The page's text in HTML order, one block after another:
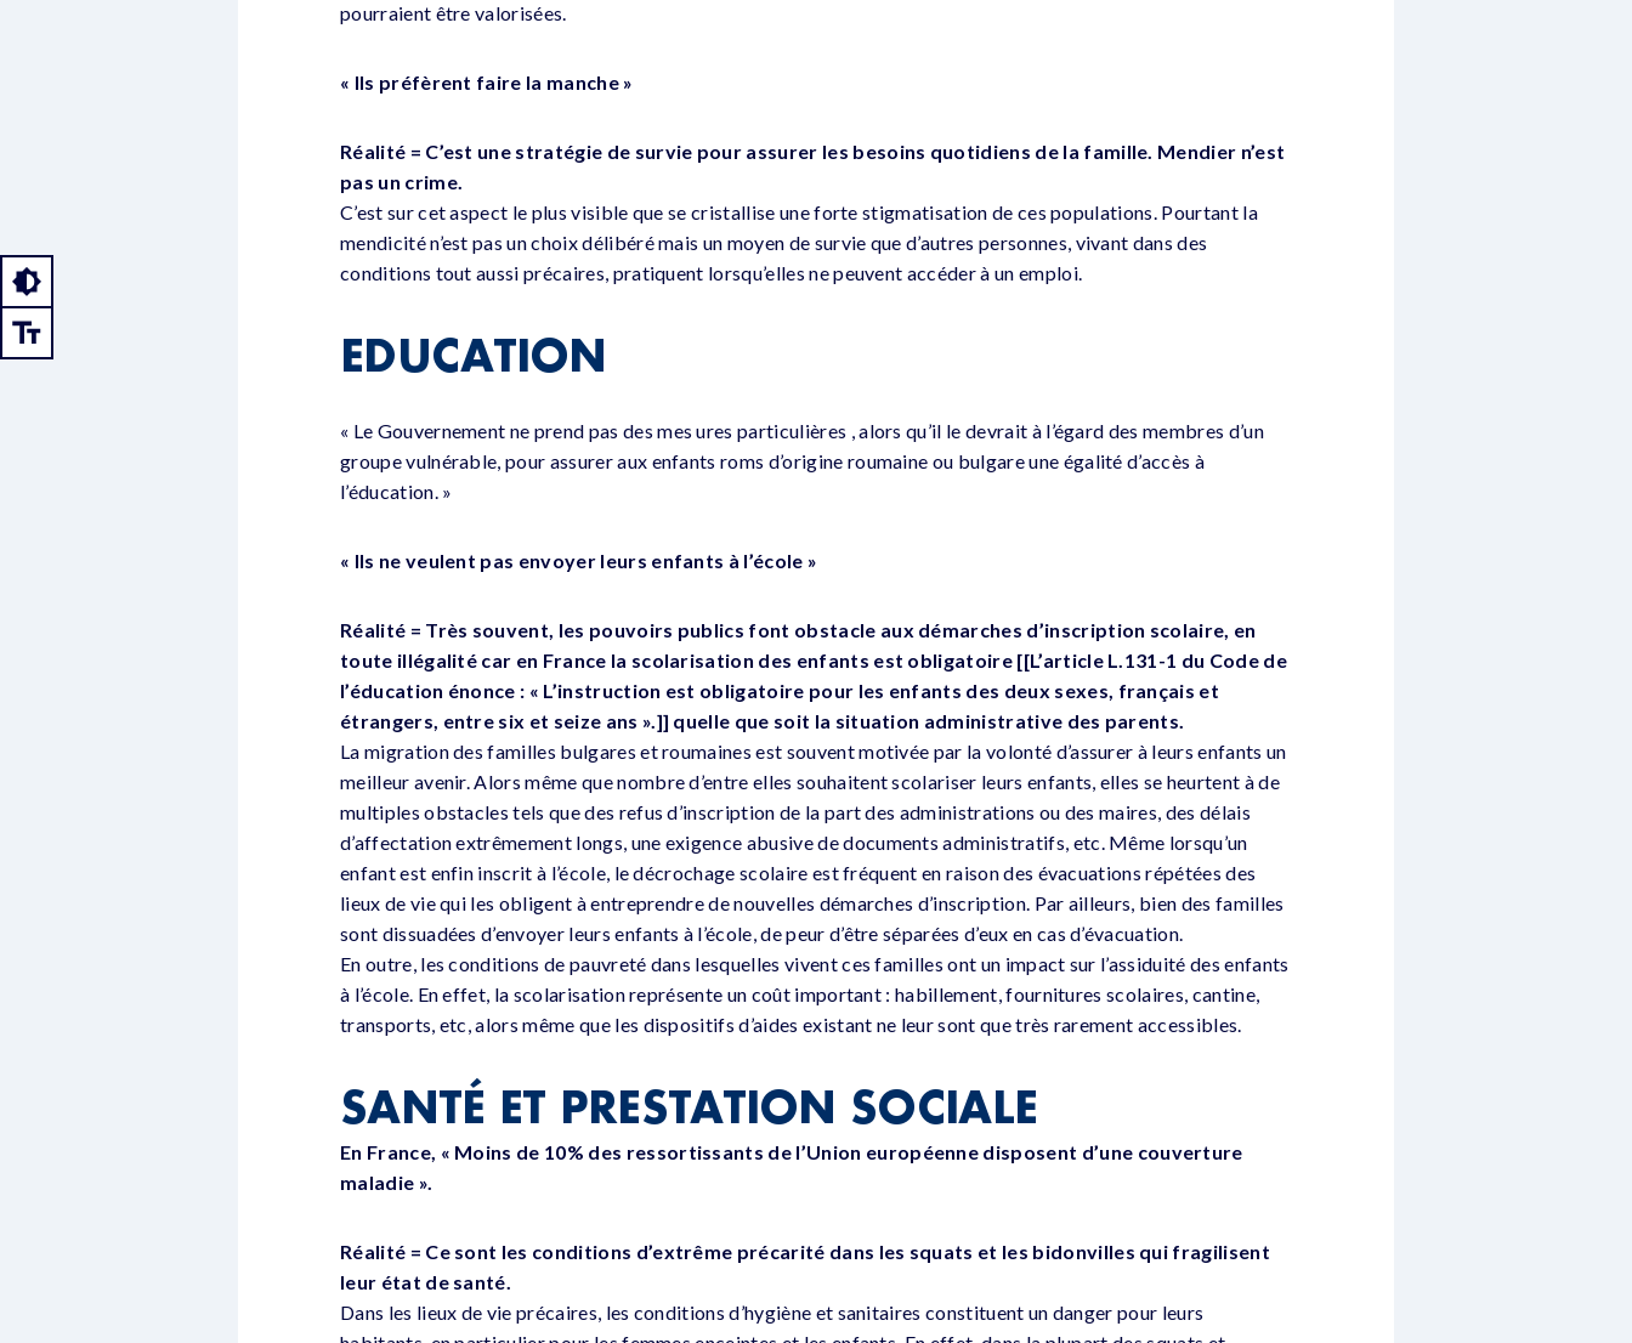
pourraient être valorisées.
« Ils préfèrent faire la manche »
Réalité = C’est une stratégie de survie pour assurer les besoins quotidiens de la famille. Mendier n’est
pas un crime.
C’est sur cet aspect le plus visible que se cristallise une forte stigmatisation de ces populations. Pourtant la
mendicité n’est pas un choix délibéré mais un moyen de survie que d’autres personnes, vivant dans des
conditions tout aussi précaires, pratiquent lorsqu’elles ne peuvent accéder à un emploi.
EDUCATION
« Le Gouvernement ne prend pas des mes ures particulières , alors qu’il le devrait à l’égard des membres d’un
groupe vulnérable, pour assurer aux enfants roms d’origine roumaine ou bulgare une égalité d’accès à
l’éducation. »
« Ils ne veulent pas envoyer leurs enfants à l’école »
Réalité = Très souvent, les pouvoirs publics font obstacle aux démarches d’inscription scolaire, en
toute illégalité car en France la scolarisation des enfants est obligatoire [[L’article L.131-1 du Code de
l’éducation énonce : « L’instruction est obligatoire pour les enfants des deux sexes, français et
étrangers, entre six et seize ans ».]] quelle que soit la situation administrative des parents.
La migration des familles bulgares et roumaines est souvent motivée par la volonté d’assurer à leurs enfants un
meilleur avenir. Alors même que nombre d’entre elles souhaitent scolariser leurs enfants, elles se heurtent à de
multiples obstacles tels que des refus d’inscription de la part des administrations ou des maires, des délais
d’affectation extrêmement longs, une exigence abusive de documents administratifs, etc. Même lorsqu’un
enfant est enfin inscrit à l’école, le décrochage scolaire est fréquent en raison des évacuations répétées des
lieux de vie qui les obligent à entreprendre de nouvelles démarches d’inscription. Par ailleurs, bien des familles
sont dissuadées d’envoyer leurs enfants à l’école, de peur d’être séparées d’eux en cas d’évacuation.
En outre, les conditions de pauvreté dans lesquelles vivent ces familles ont un impact sur l’assiduité des enfants
à l’école. En effet, la scolarisation représente un coût important : habillement, fournitures scolaires, cantine,
transports, etc, alors même que les dispositifs d’aides existant ne leur sont que très rarement accessibles.
SANTÉ ET PRESTATION SOCIALE
En France, « Moins de 10% des ressortissants de l’Union européenne disposent d’une couverture
maladie ».
Réalité = Ce sont les conditions d’extrême précarité dans les squats et les bidonvilles qui fragilisent
leur état de santé.
Dans les lieux de vie précaires, les conditions d’hygiène et sanitaires constituent un danger pour leurs